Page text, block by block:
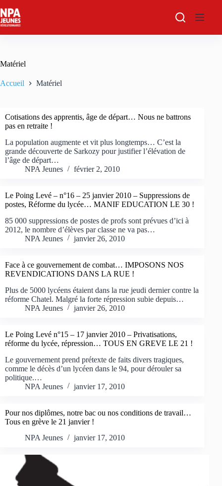
au
contenu
Matériel
Accueil Matériel
Cotisations des apprentis, âge de départ… Nous ne battrons
pas en retraite !
La population augmente et vit plus longtemps… C’est la
grande découverte de Sarkozy pour justifier l’élévation de
l’âge de départ…
NPA Jeunes
février 2, 2010
Le Poing Levé – n°16 – 25 janvier 2010 – Suppressions de
postes, Réforme du lycée… MANIF EDUCATION LE 30 !
85 000 suppressions de postes de profs sont prévues d’ici à
2012, le nombre d’élèves par classe ne va pas…
NPA Jeunes
janvier 26, 2010
Face à ce gouvernement de combat… IMPOSONS NOS
REVENDICATIONS DANS LA RUE !
Plus de 5000 lycéens étaient dans la rue jeudi dernier contre la
réforme Chatel. Malgré la forte répression subie depuis…
NPA Jeunes
janvier 26, 2010
Le Poing Levé n°15 – 17 janvier 2010 – Privatisations,
réforme du lycée, répression… TOUS EN GREVE LE 21 !
Le gouvernement prend prétexte de faits divers tragiques,
comme le décès d’un lycéen dans le 94, pour dérouler sa
politique.…
NPA Jeunes
janvier 17, 2010
Pour nos diplômes, notre bac ou nos conditions de travail…
Tous en grève le 21 janvier !
NPA Jeunes
janvier 17, 2010